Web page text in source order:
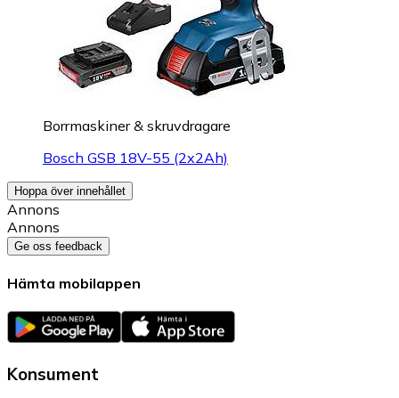
Borrmaskiner & skruvdragare
Bosch GSB 18V-55 (2x2Ah)
Hoppa över innehållet
Annons
Annons
Ge oss feedback
Hämta mobilappen
Konsument